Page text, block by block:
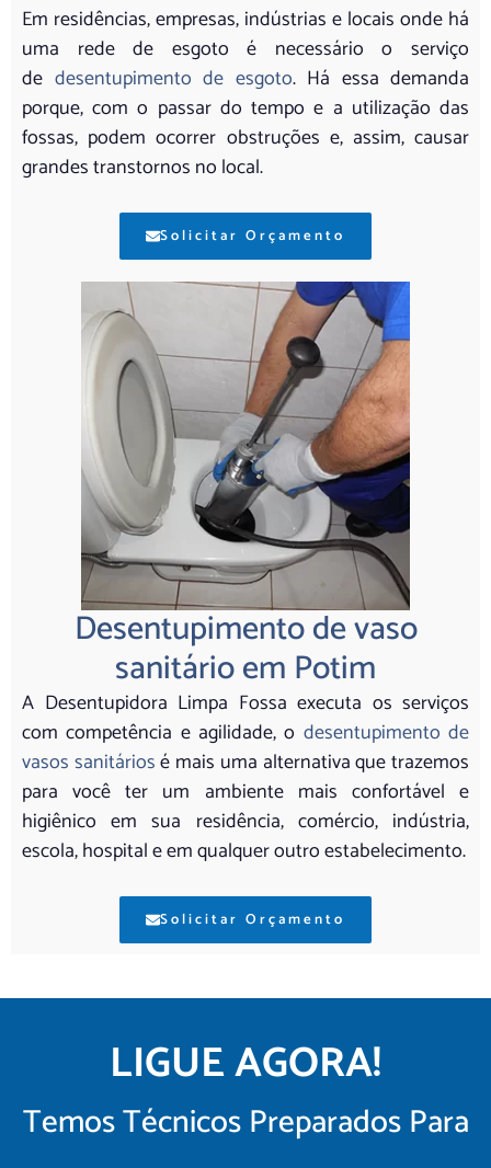
Em residências, empresas, indústrias e locais onde há
uma rede de esgoto é necessário o serviço
de desentupimento de esgoto. Há essa demanda
porque, com o passar do tempo e a utilização das
fossas, podem ocorrer obstruções e, assim, causar
grandes transtornos no local.
Solicitar Orçamento
Desentupimento de vaso
sanitário em Potim
A Desentupidora Limpa Fossa executa os serviços
com competência e agilidade, o desentupimento de
vasos sanitáriosé mais uma alternativa que trazemos
para você ter um ambiente mais confortável e
higiênico em sua residência, comércio, indústria,
escola, hospital e em qualquer outro estabelecimento.
Solicitar Orçamento
LIGUE AGORA!
Temos Técnicos Preparados Para